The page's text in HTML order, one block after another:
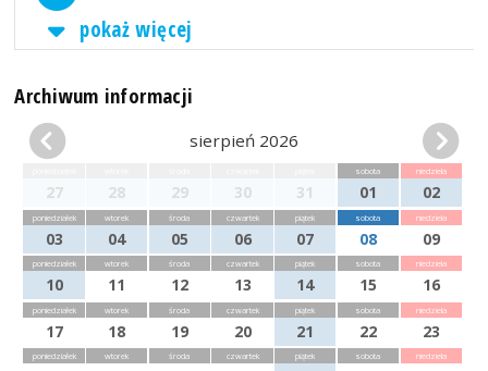
pokaż więcej
Archiwum informacji
sierpień 2026
27 28 29 30 31
sobota
01
niedziela
02
poniedziałek
03
wtorek
04
środa
05
czwartek
06
piątek
07
sobota
08
niedziela
09
poniedziałek
10
wtorek
11
środa
12
czwartek
13
piątek
14
sobota
15
niedziela
16
poniedziałek
17
wtorek
18
środa
19
czwartek
20
piątek
21
sobota
22
niedziela
23
poniedziałek wtorek środa czwartek piątek sobota niedziela